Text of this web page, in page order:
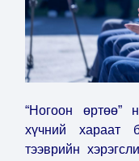
“Ногоон
хүчний хараат
тээврийн